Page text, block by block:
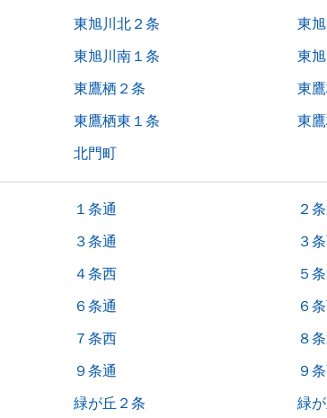
東旭川北２条 東
東旭川南１条 東
東鷹栖２条 東
東鷹栖東１条 東
北門町
１条通 ２
３条通 ３
４条西 ５
６条通 ６
７条西 ８
９条通 ９
緑が丘２条 緑